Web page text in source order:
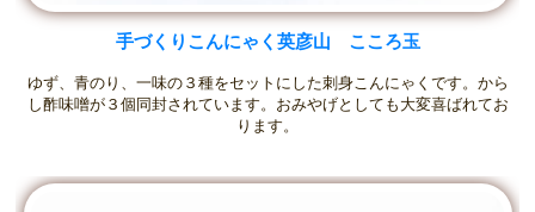
手づくりこんにゃく英彦山 こころ玉
ゆず、青のり、一味の３種をセットにした刺身こんにゃくです。から
し酢味噌が３個同封されています。おみやげとしても大変喜ばれてお
ります。